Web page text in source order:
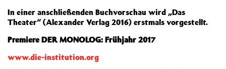
In einer anschließenden Buchvorschau wird „Das
Theater“ (Alexander Verlag 2016) erstmals vorgestellt.
Premiere DER MONOLOG: Frühjahr 2017
www.die-institution.org